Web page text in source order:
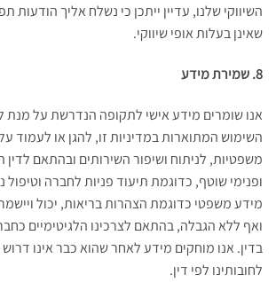
השיווקי שלנו, עדיין ייתכן כי נשלח אליך הודעות
שאינן בעלות אופי שיווקי.
8. שמירת מידע
אנו שומרים מידע אישי לתקופה הנדרשת על
השימוש המתוארות במדיניות זו, להגן או לעמוד על
משפטיות, לניתוח ושיפור השירותים ובהתאם
ופנימי שוטף, כדוגמת תיעוד פניות לחברה וטיפול
מידע משפטי כדוגמת הצהרות בריאות, יכול
ואף ללא הגבלה, בהתאם לצרכינו הלגיטימיים
בדין. אנו מוחקים מידע לאחר שהוא כבר אינו
לחובותינו לפי דין.